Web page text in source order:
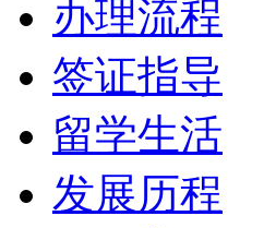
办理流程
签证指导
留学生活
发展历程